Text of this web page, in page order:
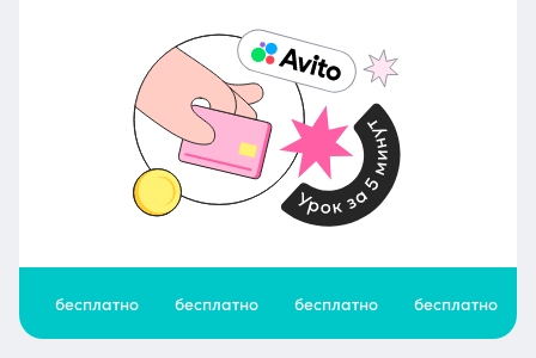
бесплатно бесплатно бесплатно бесплатно